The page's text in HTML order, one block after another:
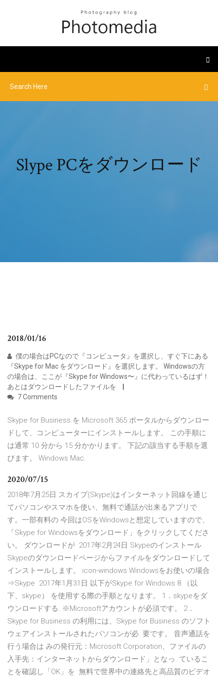
Slype PCをダウンロード
2018/01/16
僕の場合はPCなので『コンピュータ』を選択し、すぐ下にある
『Skype for Mac をダウンロード』を選択します。 Windowsの方
の場合は、ここが『Skype for Windows〜』に代わっているはず！
あとはダウンロードしたファイルを
7 Comments
Skype for Business を Microsoft 365 ポータルからダウンロー
ドして、コンピューターにインストールします。 この手順に
は通常 10 分から 15 分かかります。 下記の該当する手順を選
びます。 Windows Mac.
2020/07/15
2018年7月25日 スカイプ(Skype)はインターネット回線を通じ
てパソコンやスマホを使い、無料で通話が出来るアプリで
す。一部有料の 今回はOSをWindowsと想定していますので、
「Skype for Windowsをダウンロード」をクリックしてくださ
い。 ダウンロードが 2017年2月24日 Skypeのインストール.
Skypeのダウンロードページからファイルをダウンロードして
インストールします。 icon-windows Windowsをお使いの場合
⇒Skype 2017年1月31日 以下がSkype for Windows 8 （以
下、skype） を使用する際の手順となります。 1．skypeをダ
ウンロードする. ※Microsoftアカウントが必須です。 2．
Skype for Business の利用には、Skype for Business のソフト
ウェアインストールされたパソコンが必. 要です。 音声通話を
行う場合は みの発行元：Microsoft Corporation、ファイルの
入手先：インターネットからダウンロード」となっ. ているこ
とを確認し「OK」を 無料で世界中の連絡先と高品質のビデオ